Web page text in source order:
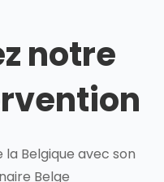
notre
Belgique avec son
Belge